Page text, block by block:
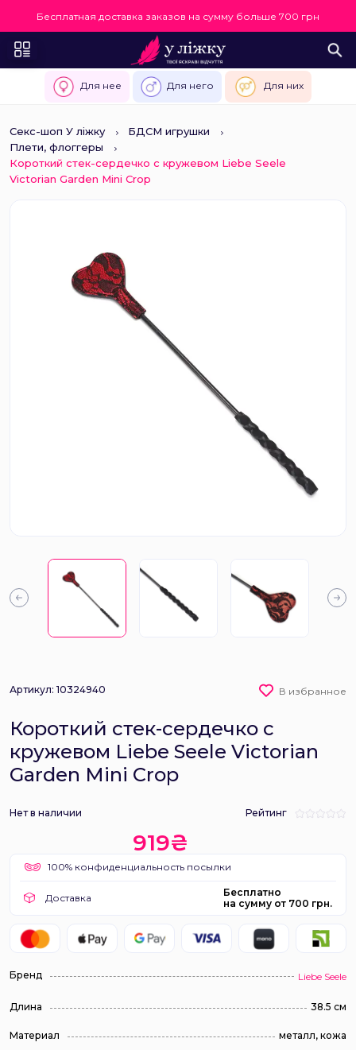
Бесплатная доставка заказов на сумму больше 700 грн
Для нее Для него Для них
Секс-шоп У ліжку
БДСМ игрушки
Плети, флоггеры
Короткий стек-сердечко с кружевом Liebe Seele
Victorian Garden Mini Crop
Артикул: 10324940 В избранное
Короткий стек-сердечко с
кружевом Liebe Seele Victorian
Garden Mini Crop
Нет в наличии Рейтинг
919₴
100% конфиденциальность посылки
Доставка
Бесплатно
на сумму от 700 грн.
Бренд Liebe Seele
Длина 38.5 см
Материал металл, кожа